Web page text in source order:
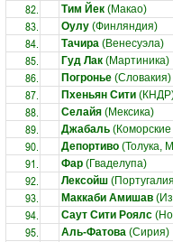
82. Тим Йек (Макао)
83. Оулу (Финляндия)
84. Тачира (Венесуэла)
85. Гуд Лак (Мартиника)
86. Погронье (Словакия)
87. Пхеньян Сити
88. Селайя (Мексика)
89. Джабаль
90. Депортиво (Толука,
91. Фар (Гваделупа)
92. Лексойш
93. Маккаби Амишав
94. Саут Сити Роялс
95. Аль-Фатова (Сирия)